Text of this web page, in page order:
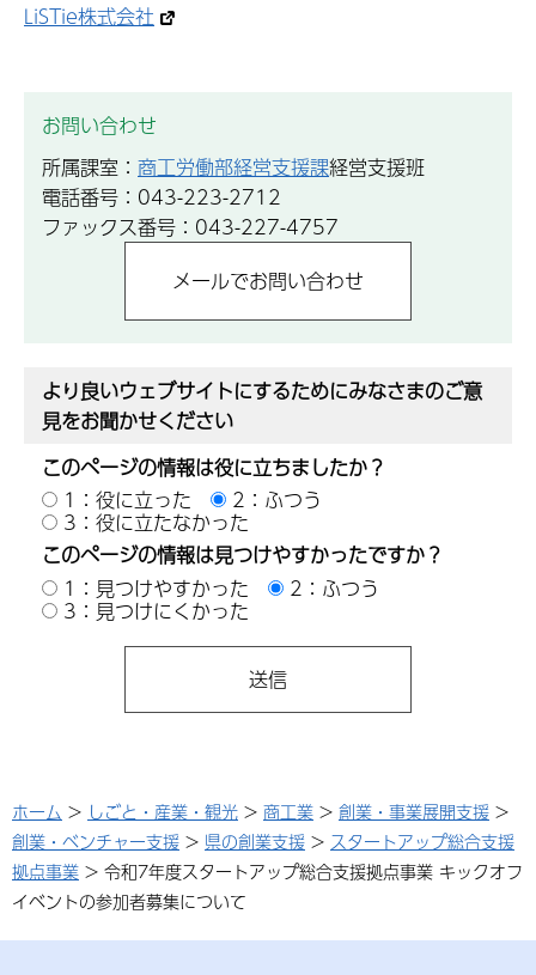
LiSTie株式会社
お問い合わせ
所属課室： 商工労働部経営支援課経営支援班
電話番号：043-223-2712
ファックス番号：043-227-4757
より良いウェブサイトにするためにみなさまのご意
見をお聞かせください
このページの情報は役に立ちましたか？
1：役に立った
2：ふつう
3：役に立たなかった
このページの情報は見つけやすかったですか？
1：見つけやすかった
2：ふつう
3：見つけにくかった
ホーム > しごと・産業・観光 > 商工業 > 創業・事業展開支援 >
創業・ベンチャー支援 > 県の創業支援 > スタートアップ総合支援
拠点事業 > 令和7年度スタートアップ総合支援拠点事業 キックオフ
イベントの参加者募集について